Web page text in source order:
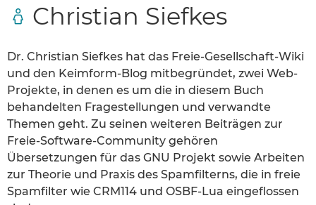
Christian Siefkes
Dr. Christian Siefkes hat das Freie-Gesellschaft-Wiki
und den Keimform-Blog mitbegründet, zwei Web-
Projekte, in denen es um die in diesem Buch
behandelten Fragestellungen und verwandte
Themen geht. Zu seinen weiteren Beiträgen zur
Freie-Software-Community gehören
Übersetzungen für das GNU Projekt sowie Arbeiten
zur Theorie und Praxis des Spamﬁlterns, die in freie
Spamﬁlter wie CRM114 und OSBF-Lua eingeﬂossen